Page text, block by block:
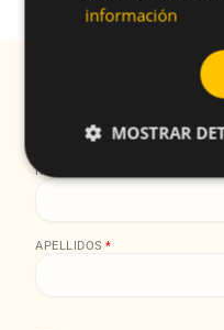
Suscríbete a nuestra
NOMBRE
APELLIDOS *
información
MOSTRAR